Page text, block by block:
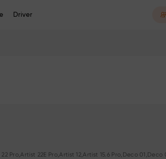
Driver
Pro,Artist 22E Pro,Artist 12,Artist 15.6 Pro,Deco